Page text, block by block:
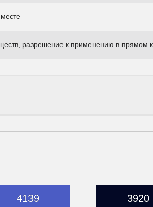
разрешение к применению в прямом
4139 3920